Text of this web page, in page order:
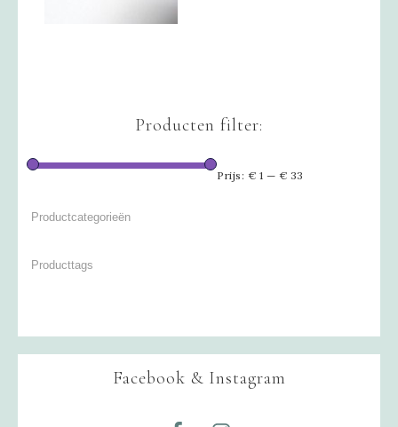
Producten filter:
Prijs: € 1 — € 33
Facebook & Instagram